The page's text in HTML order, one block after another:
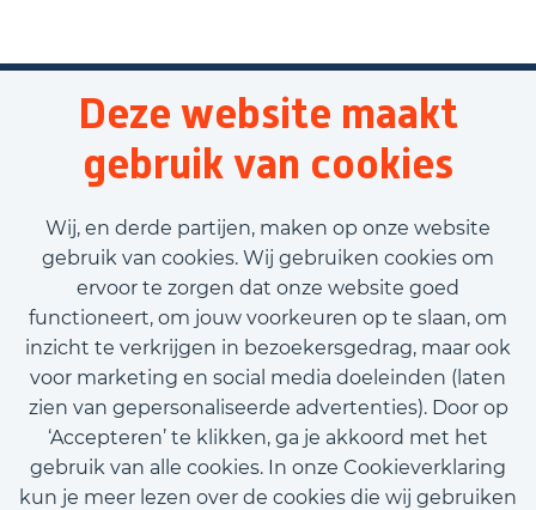
Deze website maakt
gebruik van cookies
Wij, en derde partijen, maken op onze website
gebruik van cookies. Wij gebruiken cookies om
ervoor te zorgen dat onze website goed
functioneert, om jouw voorkeuren op te slaan, om
inzicht te verkrijgen in bezoekersgedrag, maar ook
voor marketing en social media doeleinden (laten
zien van gepersonaliseerde advertenties). Door op
‘Accepteren’ te klikken, ga je akkoord met het
gebruik van alle cookies. In onze Cookieverklaring
kun je meer lezen over de cookies die wij gebruiken